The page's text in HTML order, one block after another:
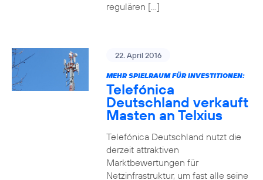
regulären […]
22. April 2016
MEHR SPIELRAUM FÜR INVESTITIONEN:
Telefónica
Deutschland verkauft
Masten an Telxius
Telefónica Deutschland nutzt die
derzeit attraktiven
Marktbewertungen für
Netzinfrastruktur, um fast alle seine